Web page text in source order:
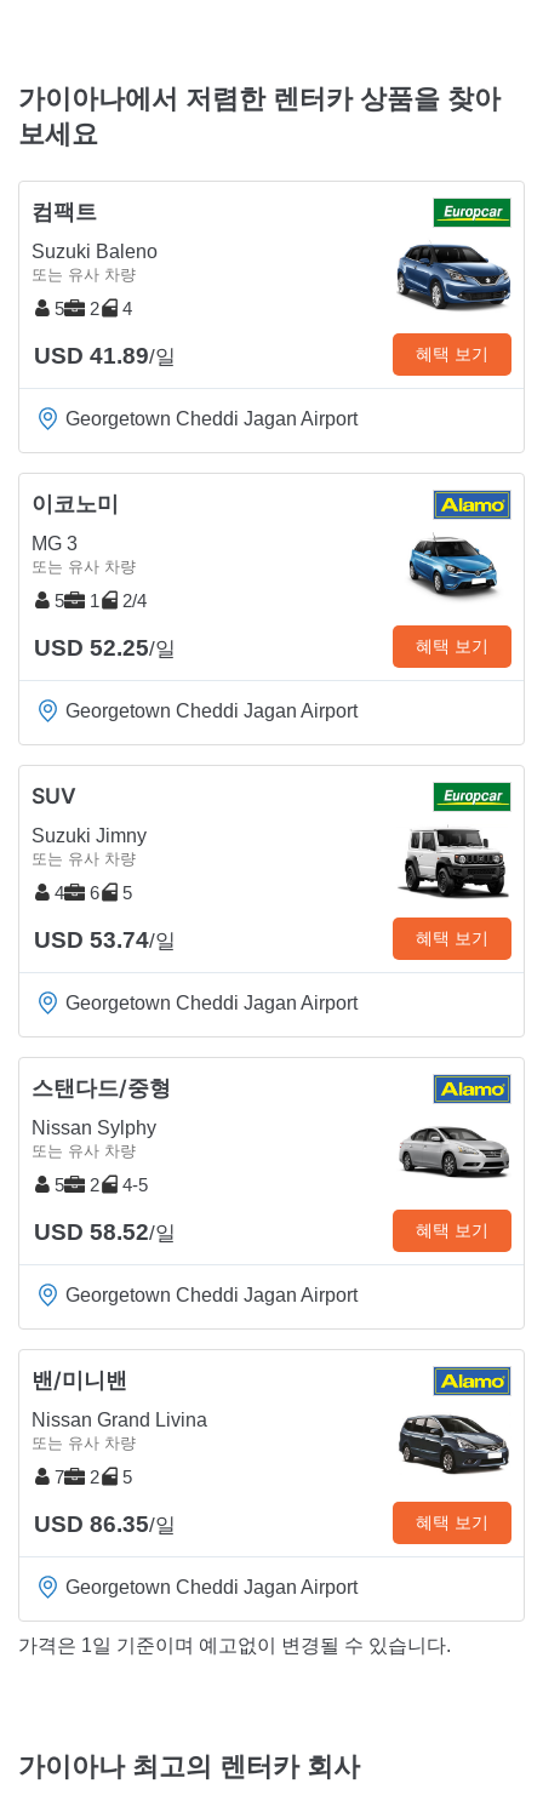
가이아나에서 저렴한 렌터카 상품을 찾아
보세요
컴팩트
Suzuki Baleno
또는 유사 차량
5 2 4
USD 41.89/일 혜택 보기
Georgetown Cheddi Jagan Airport
이코노미
MG 3
또는 유사 차량
5 1 2/4
USD 52.25/일 혜택 보기
Georgetown Cheddi Jagan Airport
SUV
Suzuki Jimny
또는 유사 차량
4 6 5
USD 53.74/일 혜택 보기
Georgetown Cheddi Jagan Airport
스탠다드/중형
Nissan Sylphy
또는 유사 차량
5 2 4-5
USD 58.52/일 혜택 보기
Georgetown Cheddi Jagan Airport
밴/미니밴
Nissan Grand Livina
또는 유사 차량
7 2 5
USD 86.35/일 혜택 보기
Georgetown Cheddi Jagan Airport
가격은 1일 기준이며 예고없이 변경될 수 있습니다.
가이아나 최고의 렌터카 회사